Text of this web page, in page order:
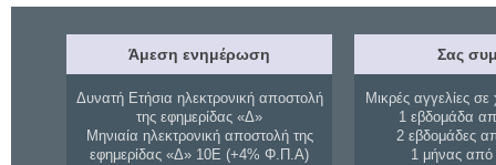
Άμεση ενημέρωση
Δυνατή Ετήσια ηλεκτρονική αποστολή
της εφημερίδας «Δ»
Μηνιαία ηλεκτρονική αποστολή της
εφημερίδας «Δ» 10Ε (+4% Φ.Π.Α)
Σας
Μικρές αγγελίες σε
1 εβδομάδα
2 εβδομάδες
1 μήνας